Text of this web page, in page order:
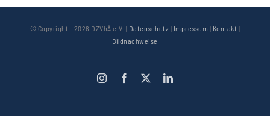
© Copyright - 2026 DZVhÄ e.V. | Datenschutz | Impressum | Kontakt |
Bildnachweise
InstagramFacebook LinkedIn